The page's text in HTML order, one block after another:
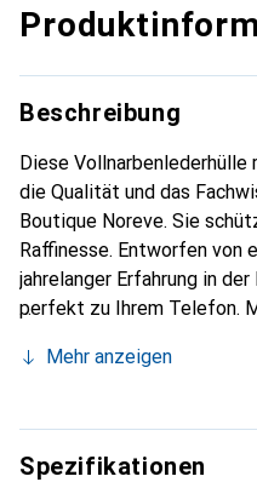
Beschreibung
Diese
die Qualität und das
Boutique Noreve. Sie
Raffinesse. Entworfen von
jahrelanger Erfahrung in
perfekt zu Ihrem Telefon.
zum schicken und
Produkte ist die Marke
eine anspruchsvolle
Mehr anzeigen
Spezifikationen